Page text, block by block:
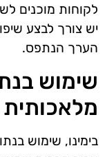
לקוחות מוכנים
יש צורך לבצע
הערך הנתפס.
שימוש
מלאכותית
בימינו, שימוש